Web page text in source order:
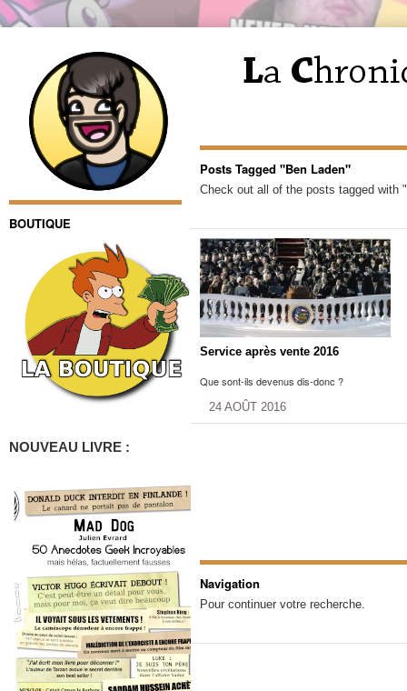
BOUTIQUE
NOUVEAU LIVRE :
Posts Tagged "Ben Laden"
Check out all of the posts tagged with
Service après vente 2016
Que sont-ils devenus dis-donc ?
24 AOÛT 2016
Navigation
Pour continuer votre recherche.